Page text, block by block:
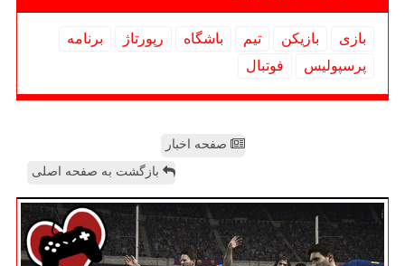
بازی بازیكن تیم باشگاه رپورتاژ
برنامه
پرسپولیس
فوتبال
صفحه اخبار
بازگشت به صفحه اصلی